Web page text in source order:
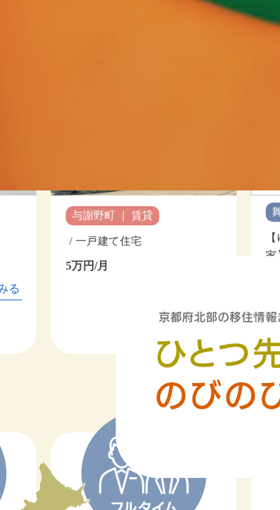
みる
舞鶴市 ｜ 売買
【ゆったりと過ごせる山間の
家２２１ / 一戸建て
詳しくみる